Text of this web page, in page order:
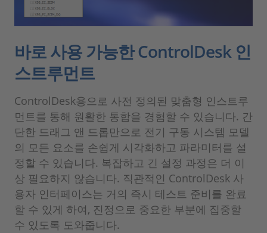
바로 사용 가능한 ControlDesk 인
스트루먼트
ControlDesk용으로 사전 정의된 맞춤형 인스트루
먼트를 통해 원활한 통합을 경험할 수 있습니다. 간
단한 드래그 앤 드롭만으로 전기 구동 시스템 모델
의 모든 요소를 손쉽게 시각화하고 파라미터를 설
정할 수 있습니다. 복잡하고 긴 설정 과정은 더 이
상 필요하지 않습니다. 직관적인 ControlDesk 사
용자 인터페이스는 거의 즉시 테스트 준비를 완료
할 수 있게 하여, 진정으로 중요한 부분에 집중할
수 있도록 도와줍니다.